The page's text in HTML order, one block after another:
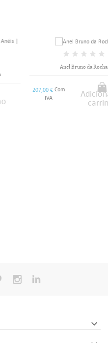
Anel Bruno da Rocha
Com
Adicionar ao
carrinho
